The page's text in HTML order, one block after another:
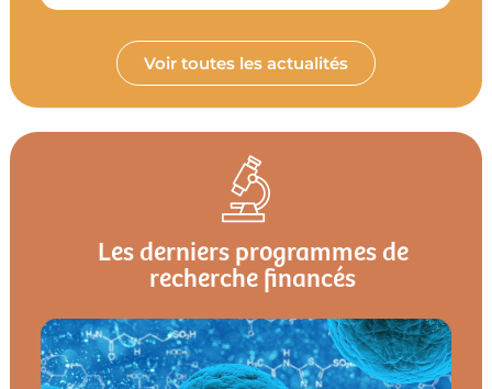
Voir toutes les actualités
Les derniers programmes de
recherche financés